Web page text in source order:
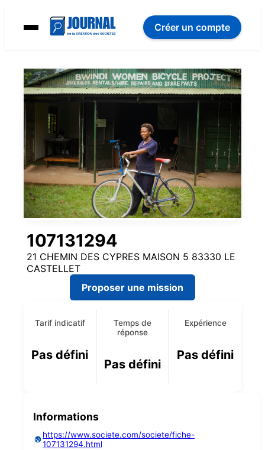
Créer un compte
107131294
21 CHEMIN DES CYPRES MAISON 5 83330 LE
CASTELLET
Proposer une mission
Tarif indicatif
Pas défini
Temps de
réponse
Pas défini
Expérience
Pas défini
Informations
https://www.societe.com/societe/fiche-
107131294.html